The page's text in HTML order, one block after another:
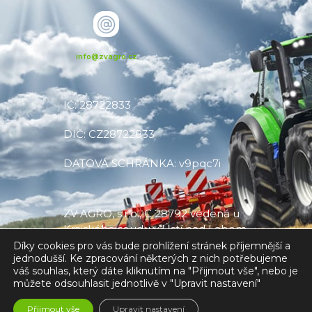
info@zvagro.cz
IČ: 28722833
DIČ: CZ28722833
DATOVÁ SCHRÁNKA: v9pqc7i
ZV AGRO, s.r.o., C 28792 vedená u
Krajského soudu v Ústí nad Labem
Made with❤
Díky cookies pro vás bude prohlížení stránek příjemnější a
jednodušší. Ke zpracování některých z nich potřebujeme
váš souhlas, který dáte kliknutím na "Přijmout vše", nebo je
můžete odsouhlasit jednotlivě v "Upravit nastavení"
Přijmout vše Upravit nastavení